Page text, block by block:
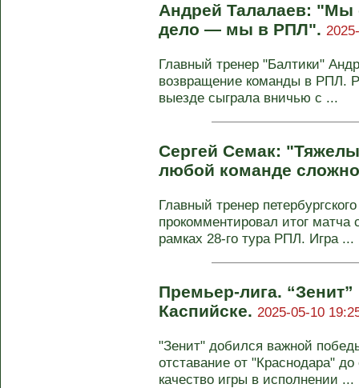
Андрей Талалаев: "Мы
дело — мы в РПЛ".
Главный тренер "Балтики"
возвращение команды в РПЛ.
выезде сыграла вничью с ...
Сергей Семак:
любой команде
Главный тренер
прокомментировал итог
рамках 28‑го тура РПЛ. Игра ...
Премьер-лига.
Каспийске. 2025-05-10
"Зенит" добился важной
отставание от "Краснодара" до
качество игры в исполнении ...